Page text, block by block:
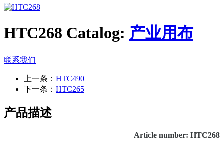
HTC268 Catalog: 产业用布
联系我们
上一条： HTC490
下一条： HTC265
产品描述
Article number: HTC268